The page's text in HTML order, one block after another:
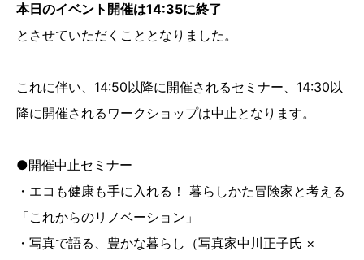
本日のイベント開催は14:35に終了
とさせていただくこととなりました。
これに伴い、14:50以降に開催されるセミナー、14:30以
降に開催されるワークショップは中止となります。
●開催中止セミナー
・エコも健康も手に入れる！ 暮らしかた冒険家と考える
「これからのリノベーション」
・写真で語る、豊かな暮らし（写真家中川正子氏 ×